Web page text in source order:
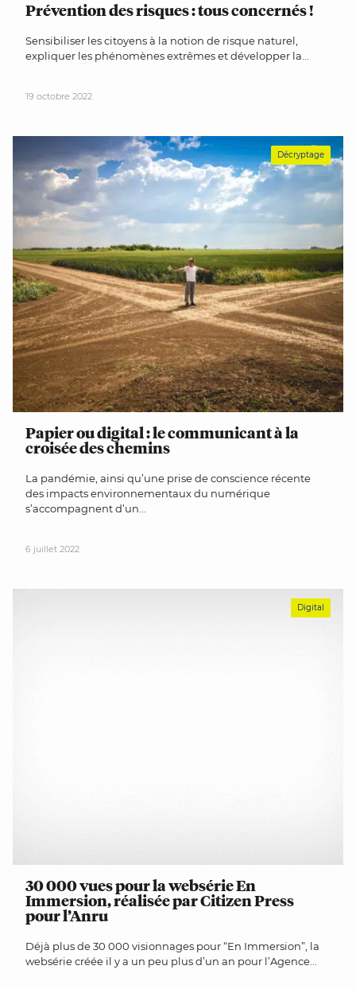
Prévention des risques : tous concernés !
Sensibiliser les citoyens à la notion de risque naturel,
expliquer les phénomènes extrêmes et développer la...
19 octobre 2022
Papier ou digital : le communicant à la
croisée des chemins
La pandémie, ainsi qu’une prise de conscience récente
des impacts environnementaux du numérique
s’accompagnent d’un...
6 juillet 2022
Décryptage
30 000 vues pour la websérie En
Immersion, réalisée par Citizen Press
pour l’Anru
Déjà plus de 30 000 visionnages pour “En Immersion”, la
websérie créée il y a un peu plus d’un an pour l’Agence...
Digital